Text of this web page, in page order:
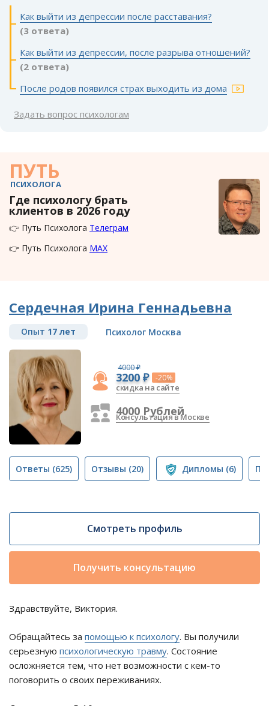
Как выйти из депрессии после расставания?
(3 ответа)
Как выйти из депрессии, после разрыва отношений?
(2 ответа)
После родов появился страх выходить из дома
Задать вопрос психологам
ПУТЬ
ПСИХОЛОГА
Где психологу брать
клиентов в 2026 году
👉 Путь Психолога Телеграм
👉 Путь Психолога MAX
Сердечная Ирина Геннадьевна
Опыт 17 лет Психолог Москва
4000 ₽
3200 ₽ -20%
скидка на сайте
4000 Рублей
Консультация в Москве
Ответы (625) Отзывы (20) Дипломы (6)
Смотреть профиль
Получить консультацию
Здравствуйте, Виктория.
Обращайтесь за помощью к психологу. Вы получили
серьезную психологическую травму. Состояние
осложняется тем, что нет возможности с кем-то
поговорить о своих переживаниях.